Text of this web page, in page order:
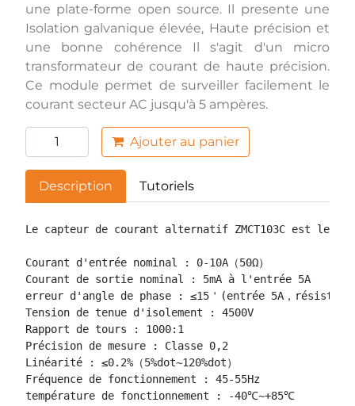
une plate-forme open source. Il presente une
Isolation galvanique élevée, Haute précision et
une bonne cohérence Il s'agit d'un micro
transformateur de courant de haute précision.
Ce module permet de surveiller facilement le
courant secteur AC jusqu'à 5 ampères.
Ajouter au panier
Description Tutoriels
Le capteur de courant alternatif ZMCT103C est le
Courant d'entrée nominal : 0-10A（50Ω）
Courant de sortie nominal : 5mA à l'entrée 5A
erreur d'angle de phase : ≤15＇(entrée 5A，
Tension de tenue d'isolement : 4500V
Rapport de tours : 1000:1
Précision de mesure : Classe 0,2
Linéarité : ≤0.2%（5%dot~120%dot）
Fréquence de fonctionnement : 45-55Hz
température de fonctionnement : -40℃~+85℃